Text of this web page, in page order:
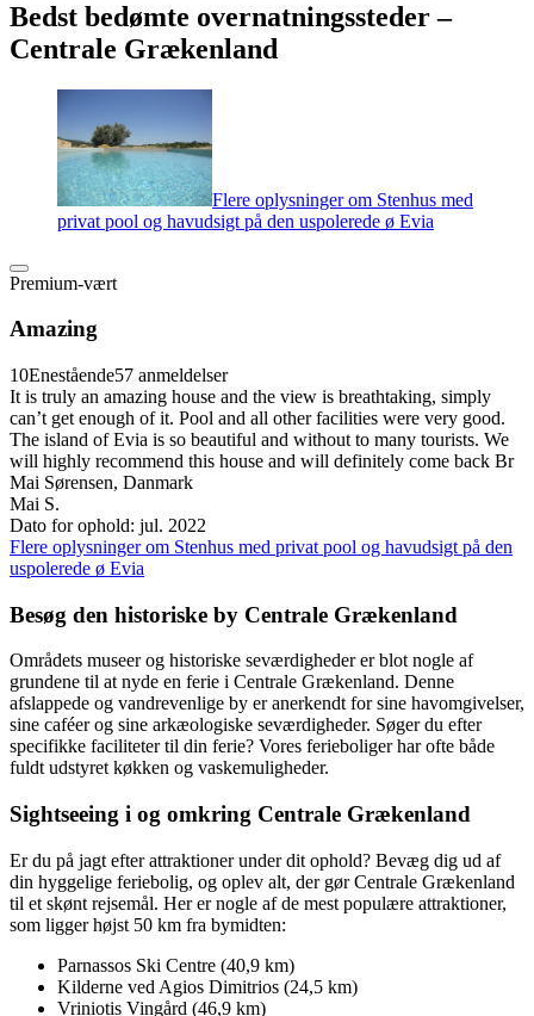
Bedst bedømte overnatningssteder –
Centrale Grækenland
Flere oplysninger om Stenhus med
privat pool og havudsigt på den uspolerede ø Evia
Premium-vært
Amazing
10Enestående57 anmeldelser
It is truly an amazing house and the view is breathtaking, simply
can’t get enough of it. Pool and all other facilities were very good.
The island of Evia is so beautiful and without to many tourists. We
will highly recommend this house and will definitely come back Br
Mai Sørensen, Danmark
Mai S.
Dato for ophold: jul. 2022
Flere oplysninger om Stenhus med privat pool og havudsigt på den
uspolerede ø Evia
Besøg den historiske by Centrale Grækenland
Områdets museer og historiske seværdigheder er blot nogle af
grundene til at nyde en ferie i Centrale Grækenland. Denne
afslappede og vandrevenlige by er anerkendt for sine havomgivelser,
sine caféer og sine arkæologiske seværdigheder. Søger du efter
specifikke faciliteter til din ferie? Vores ferieboliger har ofte både
fuldt udstyret køkken og vaskemuligheder.
Sightseeing i og omkring Centrale Grækenland
Er du på jagt efter attraktioner under dit ophold? Bevæg dig ud af
din hyggelige feriebolig, og oplev alt, der gør Centrale Grækenland
til et skønt rejsemål. Her er nogle af de mest populære attraktioner,
som ligger højst 50 km fra bymidten:
Parnassos Ski Centre (40,9 km)
Kilderne ved Agios Dimitrios (24,5 km)
Vriniotis Vingård (46,9 km)